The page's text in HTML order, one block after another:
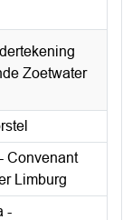
Zoetwater
Convenant
Limburg
-